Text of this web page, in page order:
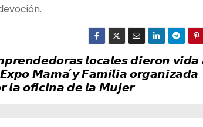
𝙡𝙤𝙘𝙖𝙡𝙚𝙨 𝙙𝙞𝙚𝙧𝙤𝙣 𝙫𝙞𝙙𝙖
𝙀𝙭𝙥𝙤 𝙈𝙖𝙢𝙖́ 𝙮 𝙁𝙖𝙢𝙞𝙡𝙞𝙖 𝙤𝙧𝙜𝙖𝙣𝙞𝙯𝙖𝙙𝙖
𝙡𝙖 𝙤𝙛𝙞𝙘𝙞𝙣𝙖 𝙙𝙚 𝙡𝙖 𝙈𝙪𝙟𝙚𝙧